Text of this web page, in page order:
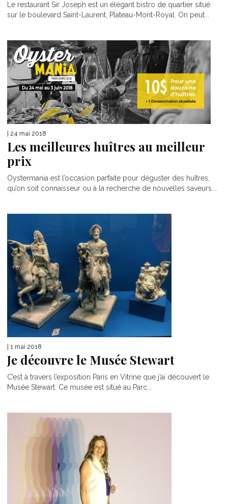
Le restaurant Sir Joseph est un élégant bistro de quartier situé
sur le boulevard Saint-Laurent, Plateau-Mont-Royal. On peut...
| 24 mai 2018
Les meilleures huîtres au meilleur
prix
Oystermania est l’occasion parfaite pour déguster des huîtres,
qu’on soit connaisseur ou à la recherche de nouvelles saveurs....
| 1 mai 2018
Je découvre le Musée Stewart
C’est à travers l’exposition Paris en Vitrine que j’ai découvert le
Musée Stewart. Ce musée est situé au Parc...